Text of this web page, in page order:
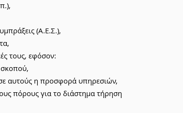
(Α.Ε.Σ.),
τους, εφόσον:
σκοπού,
αυτούς η προσφορά υπηρεσιών,
πόρους για το διάστημα τήρηση